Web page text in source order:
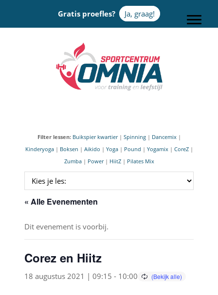
Gratis proefles? Ja, graag!
Filter lessen: Buikspier kwartier| Spinning| Dancemix|
Kinderyoga| Boksen | Aikido | Yoga| Pound | Yogamix| CoreZ|
Zumba| Power| HiitZ| Pilates Mix
« Alle Evenementen
Dit evenement is voorbij.
Corez en Hiitz
18 augustus 2021 | 09:15 - 10:00